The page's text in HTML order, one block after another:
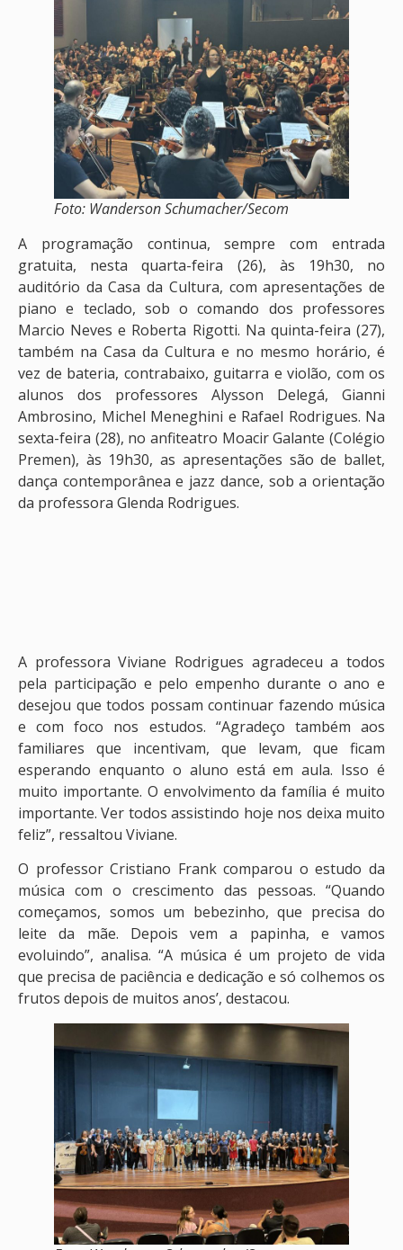
Foto: Wanderson Schumacher/Secom
A programação continua, sempre com entrada
gratuita, nesta quarta-feira (26), às 19h30, no
auditório da Casa da Cultura, com apresentações de
piano e teclado, sob o comando dos professores
Marcio Neves e Roberta Rigotti. Na quinta-feira (27),
também na Casa da Cultura e no mesmo horário, é
vez de bateria, contrabaixo, guitarra e violão, com os
alunos dos professores Alysson Delegá, Gianni
Ambrosino, Michel Meneghini e Rafael Rodrigues. Na
sexta-feira (28), no anfiteatro Moacir Galante (Colégio
Premen), às 19h30, as apresentações são de ballet,
dança contemporânea e jazz dance, sob a orientação
da professora Glenda Rodrigues.
A professora Viviane Rodrigues agradeceu a todos
pela participação e pelo empenho durante o ano e
desejou que todos possam continuar fazendo música
e com foco nos estudos. “Agradeço também aos
familiares que incentivam, que levam, que ficam
esperando enquanto o aluno está em aula. Isso é
muito importante. O envolvimento da família é muito
importante. Ver todos assistindo hoje nos deixa muito
feliz”, ressaltou Viviane.
O professor Cristiano Frank comparou o estudo da
música com o crescimento das pessoas. “Quando
começamos, somos um bebezinho, que precisa do
leite da mãe. Depois vem a papinha, e vamos
evoluindo”, analisa. “A música é um projeto de vida
que precisa de paciência e dedicação e só colhemos os
frutos depois de muitos anos’, destacou.